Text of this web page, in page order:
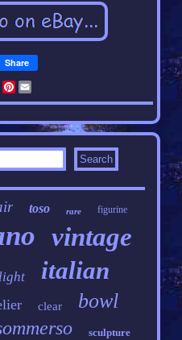
Share
Pinterest
toso rare figurine
vintage
light italian
clear bowl
sculpture